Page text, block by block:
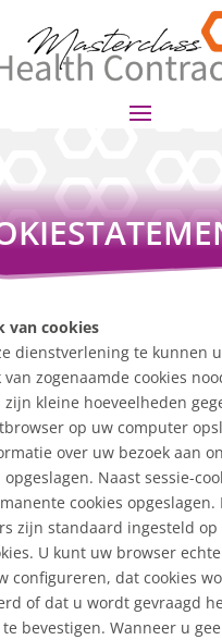
van cookies
dienstverlening te kunnen
zogenaamde cookies
zijn kleine hoeveelheden
op uw computer
over uw bezoek aan
Naast sessie-
cookies opgeslagen.
zijn standaard ingesteld
U kunt uw browser
configureren, dat cookies
of dat u wordt gevraagd
te bevestigen. Wanneer u